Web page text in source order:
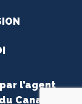
l’agent
Canada.